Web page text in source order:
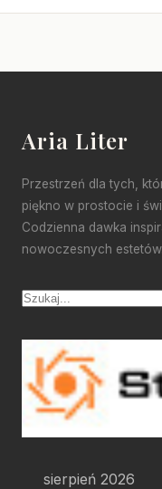
Aria Liter
Przestrzeń dla tych,
piękno w prostocie i
Codzienna dawka
nowoczesnych estetów.
sierpień 2026